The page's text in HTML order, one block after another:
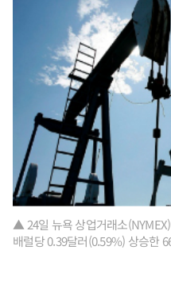
▲ 24일 뉴욕 상업거래소
배럴당 0.39달러(0.59%) 상승한